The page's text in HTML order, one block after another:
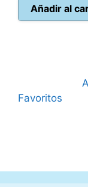
era:
Añadir al
Favoritos